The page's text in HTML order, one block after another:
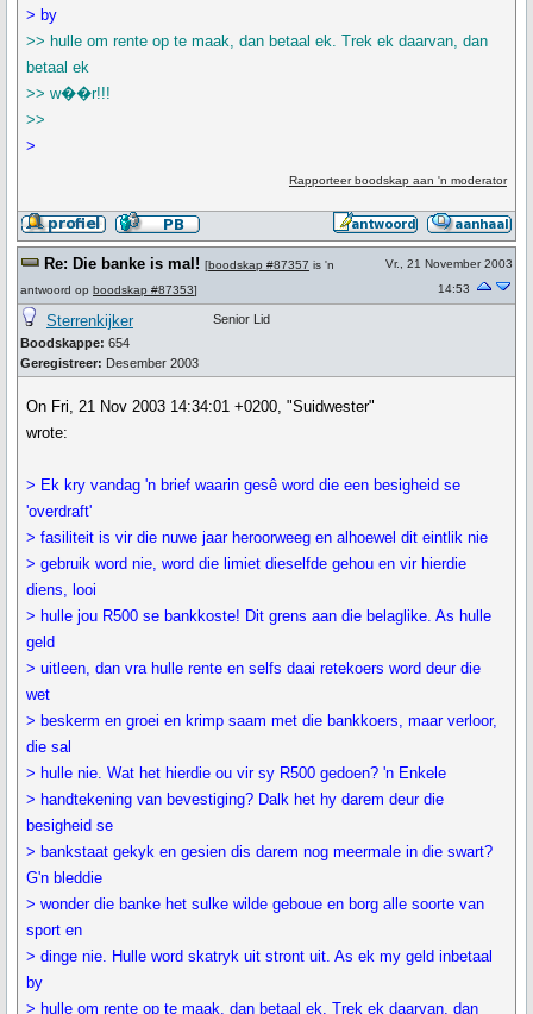
> by
>> hulle om rente op te maak, dan betaal ek. Trek ek daarvan, dan
betaal ek
>> w��r!!!
>>
>
Rapporteer boodskap aan 'n moderator
Re: Die banke is mal! [boodskap #87357 is 'n
antwoord op boodskap #87353]
Vr., 21 November 2003
14:53
Sterrenkijker
Boodskappe: 654
Geregistreer: Desember 2003
Senior Lid
On Fri, 21 Nov 2003 14:34:01 +0200, "Suidwester"
wrote:
> Ek kry vandag 'n brief waarin gesê word die een besigheid se
'overdraft'
> fasiliteit is vir die nuwe jaar heroorweeg en alhoewel dit eintlik nie
> gebruik word nie, word die limiet dieselfde gehou en vir hierdie
diens, looi
> hulle jou R500 se bankkoste! Dit grens aan die belaglike. As hulle
geld
> uitleen, dan vra hulle rente en selfs daai retekoers word deur die
wet
> beskerm en groei en krimp saam met die bankkoers, maar verloor,
die sal
> hulle nie. Wat het hierdie ou vir sy R500 gedoen? 'n Enkele
> handtekening van bevestiging? Dalk het hy darem deur die
besigheid se
> bankstaat gekyk en gesien dis darem nog meermale in die swart?
G'n bleddie
> wonder die banke het sulke wilde geboue en borg alle soorte van
sport en
> dinge nie. Hulle word skatryk uit stront uit. As ek my geld inbetaal
by
> hulle om rente op te maak, dan betaal ek. Trek ek daarvan, dan